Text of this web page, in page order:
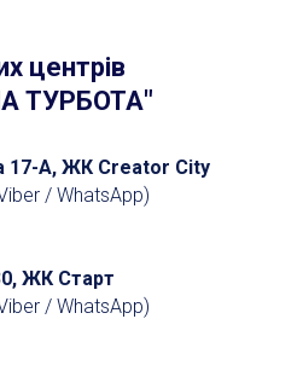
центрів
ТУРБОТА"
17-А, ЖК Creator City
/ WhatsApp)
ЖК Старт
/ WhatsApp)